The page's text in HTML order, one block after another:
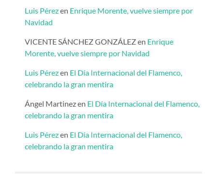
Luis Pérezen Enrique Morente, vuelve siempre por
Navidad
VICENTE SÁNCHEZ GONZÁLEZen Enrique
Morente, vuelve siempre por Navidad
Luis Pérezen El Día Internacional del Flamenco,
celebrando la gran mentira
Ángel Martinezen El Día Internacional del Flamenco,
celebrando la gran mentira
Luis Pérezen El Día Internacional del Flamenco,
celebrando la gran mentira